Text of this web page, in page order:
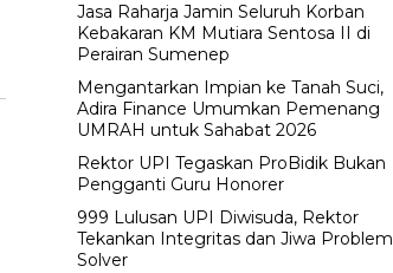
Jasa Raharja Jamin Seluruh Korban
Kebakaran KM Mutiara Sentosa II di
Perairan Sumenep
Mengantarkan Impian ke Tanah Suci,
Adira Finance Umumkan Pemenang
UMRAH untuk Sahabat 2026
Rektor UPI Tegaskan ProBidik Bukan
Pengganti Guru Honorer
999 Lulusan UPI Diwisuda, Rektor
Tekankan Integritas dan Jiwa Problem
Solver